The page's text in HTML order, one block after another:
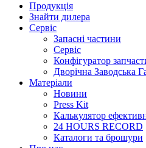
Продукція
Знайти дилера
Сервіс
Запасні частини
Сервіс
Конфігуратор
Дворічна Заводська
Матеріали
Новини
Press Kit
Калькулятор
24 HOURS RECORD
Каталоги та брошури